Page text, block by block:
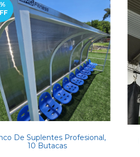
%
De Suplentes Profesional,
10 Butacas